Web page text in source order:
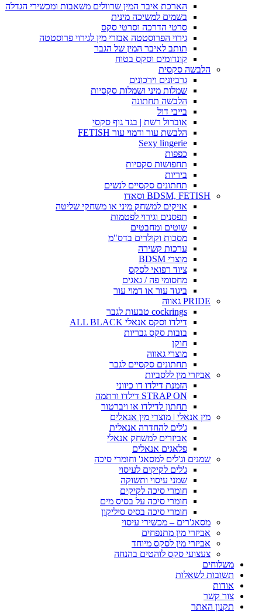
הארכת איבר המין שרוולים משאבות ומכשירי הגדלה
בשמים למשיכה מינית
סרטי הדרכה וסרטי סקס
גירוי הפרוסטטה אבזרי מין לגירוי פרוסטטה
תותב לאיבר המין של הגבר
קונדומים וסקס בטוח
הלבשה סקסית
גרביונים וירכונים
שמלות מיני ושמלות סקסיות
הלבשה תחתונה
בייבי דול
אוברול רשת | בגד גוף סקסי
הלבשת עור ודמוי עור FETISH
Sexy lingerie
כפפות
תחפושות סקסיות
ביריות
תחתונים סקסיים לנשים
BDSM, FETISH וסאדו
אזיקים למשחק מיני או משחקי שליטה
תפסנים וגירוי לפטמות
שוטים ומחבטים
מסכות וקולרים בדס"מ
ערכות קשירה
מוצרי BDSM
ציוד רפואי לסקס
מחסומי פה / גאגים
ביגוד עור או דמוי עור
PRIDE גאווה
cockrings טבעות לגבר
דילדו וסקס אנאלי ALL BLACK
בובות סקס גבריות
חוקן
מוצרי גאווה
תחתונים סקסיים לגבר
אביזרי מין ללסביות
הזמנת דילדו דו כיווני
STRAP ON דילדו ורתמה
תחתון לדילדו או ויברטור
מין אנאלי | מוצרי מין אנאלים
ג'לים להחדרה אנאלית
אביזרים למשחק אנאלי
פלאגים אנאלים
שמנים וג'לים למסאג' וחומרי סיכה
ג'לים לקיקים לעיסוי
שמני עיסוי ותשוקה
חומרי סיכה לקיקים
חומרי סיכה על בסיס מים
חומרי סיכה בסיס סיליקון
מסאג'רים – מכשירי עיסוי
אביזרי מין מתנפחים
אביזרי מין לסקס מיוחד
צעצועי סקס לוהטים בהנחה
משלוחים
תשובות לשאלות
אודות
צור קשר
תקנון האתר